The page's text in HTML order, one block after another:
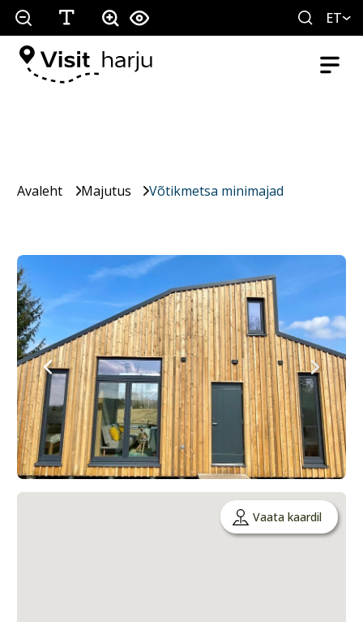
ET
Avaleht Majutus Võtikmetsa minimajad
Vaata kaardil